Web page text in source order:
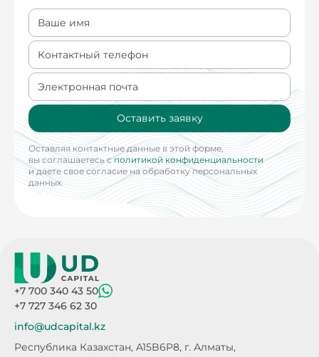
Ваше имя
Контактный телефон
Электронная почта
Оставить заявку
Оставляя контактные данные в этой форме,
вы соглашаетесь сполитикой конфиденциальности
и даете свое согласие на обработку персональных
данных.
+7 700 340 43 50
+7 727 346 62 30
info@udcapital.kz
Республика Казахстан, A15B6P8, г. Алматы,